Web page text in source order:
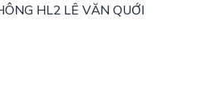
HL2 LÊ VĂN QUỚI